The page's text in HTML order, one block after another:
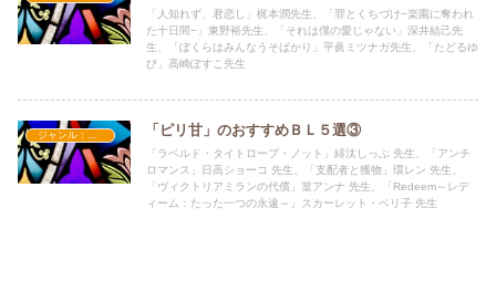
「人知れず、君恋し」梶本潤先生、「罪とくちづけ−楽園に奪われ
た十日間−」東野裕先生、「それは僕の愛じゃない」深井結己先
生、「ぼくらはみんなうそばかり」平眞ミツナガ先生、「たどるゆ
び」高崎ぽすこ先生
「ピリ甘」のおすすめＢＬ５選③
「ラベルド・タイトロープ・ノット」緋汰しっぷ 先生、「アンチ
ロマンス」日高ショーコ 先生、「支配者と獲物」環レン 先生、
「ヴィクトリアミランの代償」篁アンナ 先生、「Redeem～レデ
ィーム：たった一つの永遠～」スカーレット・ベリ子 先生